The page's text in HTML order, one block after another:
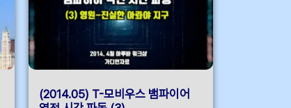
(2014.05) T-모비우스 뱀파이어